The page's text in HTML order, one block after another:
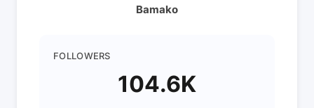
Bamako
FOLLOWERS
104.6K